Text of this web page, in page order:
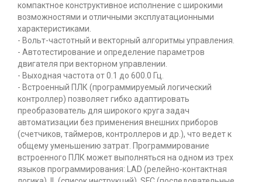
компактное конструктивное исполнение с широкими
возможностями и отличными эксплуатационными
характеристиками.
- Вольт-частотный и векторный алгоритмы управления.
- Автотестирование и определение параметров
двигателя при векторном управлении.
- Выходная частота от 0.1 до 600.0 Гц.
- Встроенный ПЛК (программируемый логический
контроллер) позволяет гибко адаптировать
преобразователь для широкого круга задач
автоматизации без применения внешних приборов
(счетчиков, таймеров, контроллеров и др.), что ведет к
общему уменьшению затрат. Программирование
встроенного ПЛК может выполняться на одном из трех
языков программирования: LAD (релейно-контактная